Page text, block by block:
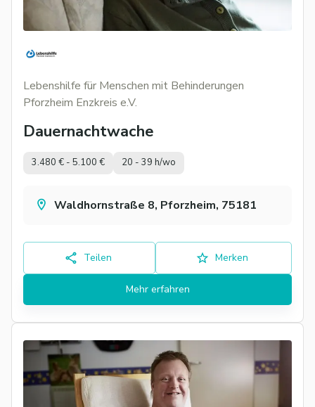
Lebenshilfe für Menschen mit Behinderungen
Pforzheim Enzkreis e.V.
Dauernachtwache
3.480 € - 5.100 € 20 - 39 h/wo
Waldhornstraße 8, Pforzheim, 75181
Teilen Merken
Mehr erfahren